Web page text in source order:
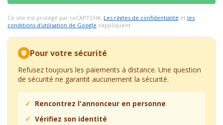
Ce site est protégé par reCAPTCHA. Les règles de confidentialité et les
conditions d'utilisation de Google s'appliquent.
Pour votre sécurité
Refusez toujours les paiements à distance. Une question
de sécurité ne garantit aucunement la sécurité.
Rencontrez l'annonceur en personne
Vérifiez son identité